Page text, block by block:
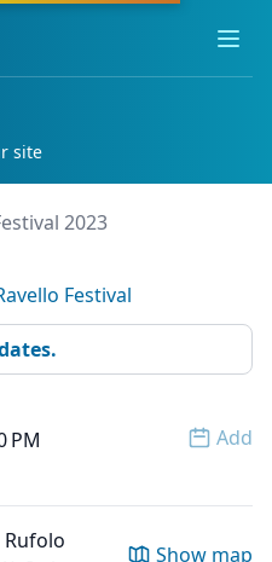
site
2023
Festival
PM
Add
Rufolo
Show map